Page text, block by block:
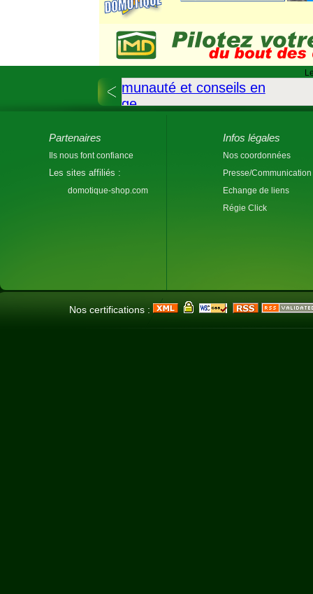
Partenaires
Ils nous font confiance
Les sites affiliés :
domotique-shop.com
Infos légales
Nos coordonnées
Presse/Communication
Echange de liens
Régie Click
Nos certifications :